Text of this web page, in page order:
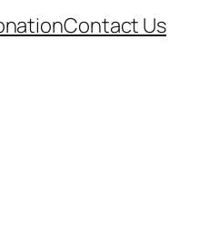
Contact Us